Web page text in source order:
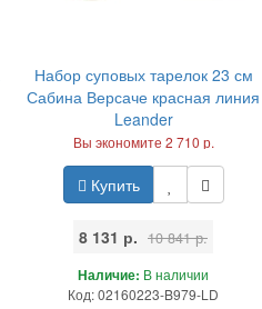
Набор суповых тарелок 23 см
Сабина Версаче красная линия
Leander
Вы экономите 2 710 р.
Купить
8 131 р. 10 841 р.
Наличие: В наличии
Код: 02160223-B979-LD